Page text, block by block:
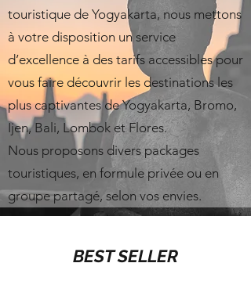
touristique de Yogyakarta, nous mettons
à votre disposition un service
d’excellence à des tarifs accessibles pour
vous faire découvrir les destinations les
plus captivantes de Yogyakarta, Bromo,
Ijen, Bali, Lombok et Flores.
Nous proposons divers packages
touristiques, en formule privée ou en
groupe partagé, selon vos envies.
BEST SELLER